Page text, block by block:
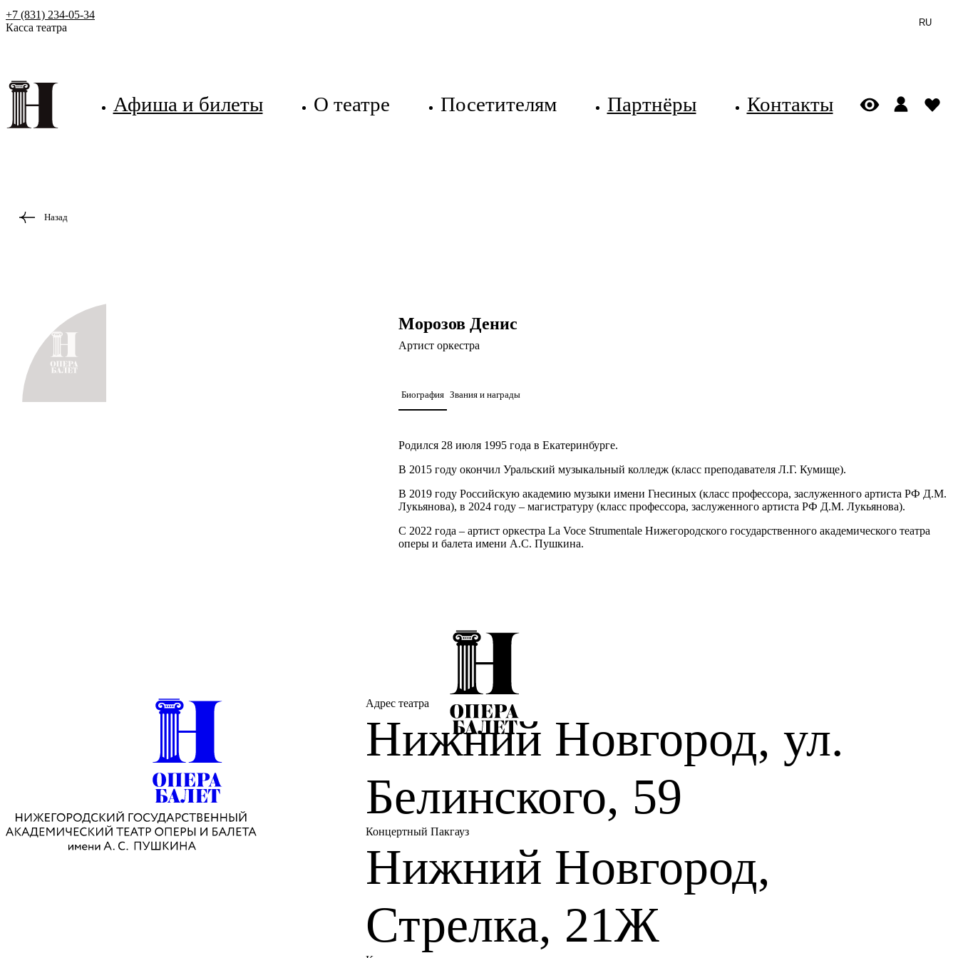
+7 (831) 234-05-34
Касса театра
RU
Афиша и билеты О театре Посетителям Партнёры Контакты
Назад
Морозов Денис
Артист оркестра
Биография Звания и награды
Родился 28 июля 1995 года в Екатеринбурге.
В 2015 году окончил Уральский музыкальный колледж (класс преподавателя Л.Г. Кумище).
В 2019 году Российскую академию музыки имени Гнесиных (класс профессора, заслуженного артиста РФ Д.М.
Лукьянова), в 2024 году – магистратуру (класс профессора, заслуженного артиста РФ Д.М. Лукьянова).
С 2022 года – артист оркестра La Voce Strumentale Нижегородского государственного академического театра
оперы и балета имени А.С. Пушкина.
Адрес театра
Нижний Новгород, ул.
Белинского, 59
Концертный Пакгауз
Нижний Новгород,
Стрелка, 21Ж